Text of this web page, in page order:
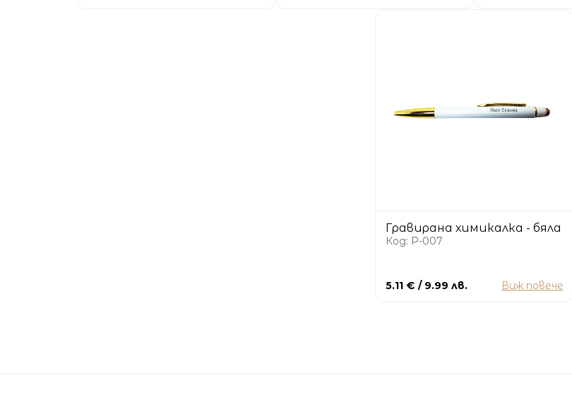
Гравирана химикалка - бяла
Код: P-007
5.11 € / 9.99 лв. Виж повече